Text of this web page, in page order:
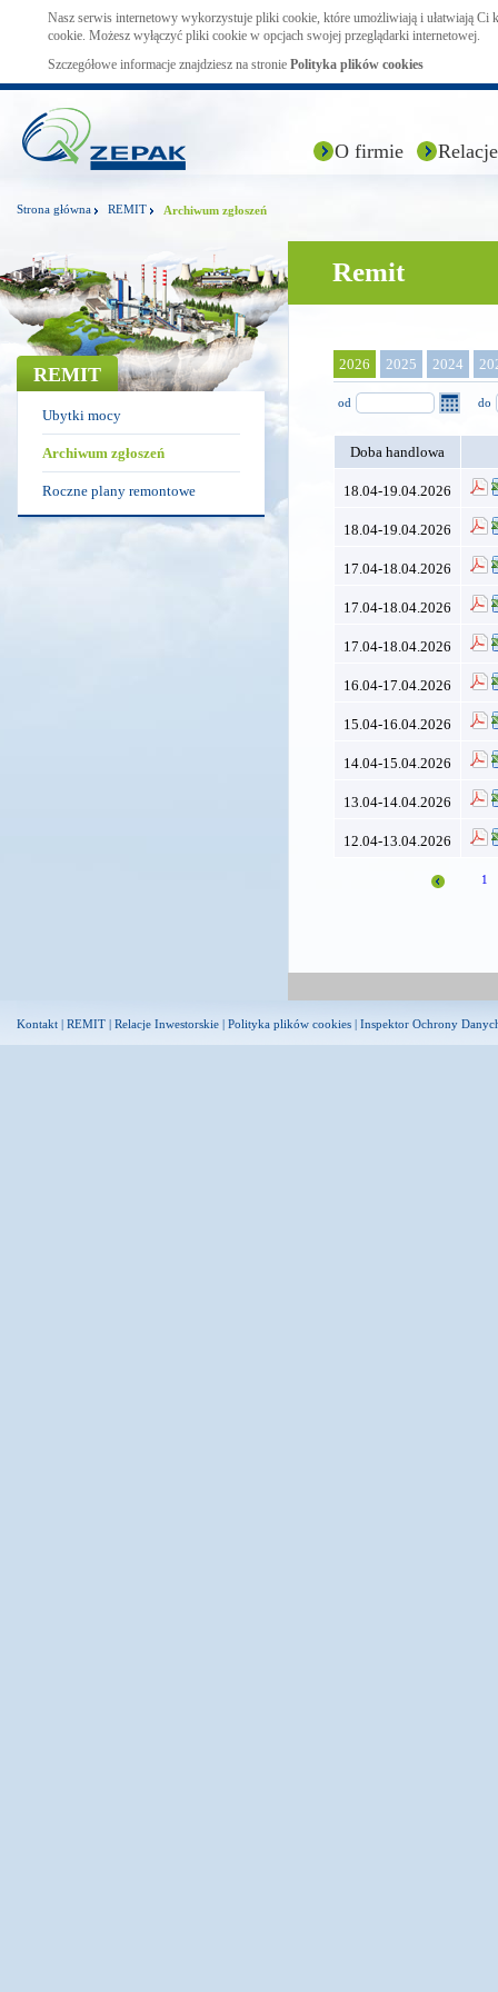
Nasz serwis internetowy wykorzystuje pliki cookie, które umożliwiają i ułatwiają Ci
cookie. Możesz wyłączyć pliki cookie w opcjach swojej przeglądarki internetowej.
Szczegółowe informacje znajdziesz na stronie Polityka plików cookies
O firmie
Strona główna REMIT Archiwum zgłoszeń
REMIT
Ubytki mocy
Archiwum zgłoszeń
Roczne plany remontowe
Remit
2026 2025 2024
od do
Doba handlowa
18.04-19.04.2026
18.04-19.04.2026
17.04-18.04.2026
17.04-18.04.2026
17.04-18.04.2026
16.04-17.04.2026
15.04-16.04.2026
14.04-15.04.2026
13.04-14.04.2026
12.04-13.04.2026
1
Kontakt | REMIT | Relacje Inwestorskie | Polityka plików cookies | Inspektor Ochrony